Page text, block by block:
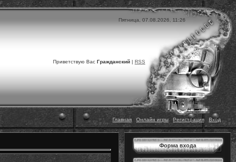
Пятница, 07.08.2026, 11:26
Приветствую Вас Гражданский | RSS
Главная Онлайн игры Регистрация Вход
Форма входа